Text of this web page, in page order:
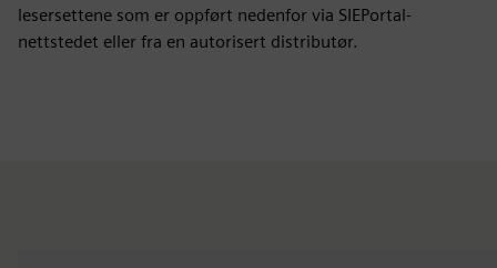
lesersettene som er oppført nedenfor via SIEPortal-
nettstedet eller fra en autorisert distributør.